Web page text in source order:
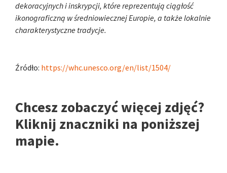
dekoracyjnych i inskrypcji, które reprezentują ciągłość
ikonograficzną w średniowiecznej Europie, a także lokalnie
charakterystyczne tradycje.
Źródło: https://whc.unesco.org/en/list/1504/
Chcesz zobaczyć więcej zdjęć?
Kliknij znaczniki na poniższej
mapie.